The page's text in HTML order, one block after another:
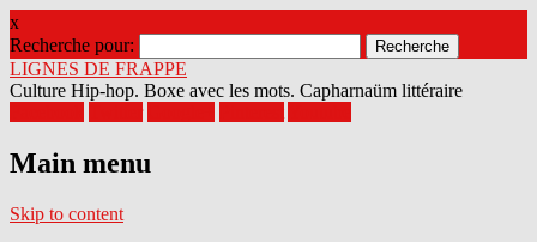
x
Recherche pour:
LIGNES DE FRAPPE
Culture Hip-hop. Boxe avec les mots. Capharnaüm littéraire
Main menu
Skip to content